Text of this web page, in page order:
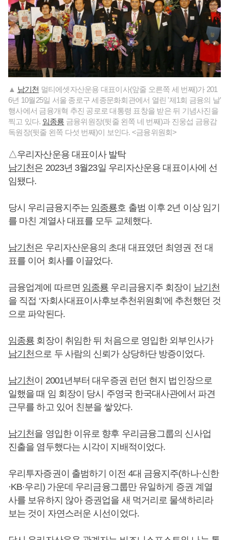
▲ 남기천 멀티에셋자산운용 대표이사(앞줄 오른쪽 세 번째)가 201
6년 10월25일 서울 종로구 세종문화회관에서 열린 '제1회 금융의 날'
행사에서 금융개혁 추진 공로로 대통령 표창을 받은 뒤 기념사진을
찍고 있다. 임종룡 금융위원장(뒷줄 왼쪽 네 번째)과 진웅섭 금융감
독원장(뒷줄 왼쪽 다섯 번째)이 보인다. <금융위원회>
△우리자산운용 대표이사 발탁
남기천은 2023년 3월23일 우리자산운용 대표이사에 선
임됐다.
당시 우리금융지주는 임종룡호 출범 이후 2년 이상 임기
를 마친 계열사 대표를 모두 교체했다.
남기천은 우리자산운용의 초대 대표였던 최영권 전 대
표를 이어 회사를 이끌었다.
금융업계에 따르면 임종룡 우리금융지주 회장이 남기천
을 직접 ‘자회사대표이사후보추천위원회’에 추천했던 것
으로 파악된다.
임종룡 회장이 취임한 뒤 처음으로 영입한 외부인사가
남기천 으로 두 사람의 신뢰가 상당하단 방증이었다.
남기천이 2001년부터 대우증권 런던 현지 법인장으로
일했을 때 임 회장이 당시 주영국 한국대사관에서 파견
근무를 하고 있어 친분을 쌓았다.
남기천을 영입한 이유로 향후 우리금융그룹의 신사업
진출을 염두했다는 시각이 지배적이었다.
우리투자증권이 출범하기 이전 4대 금융지주(하나·신한
·KB·우리) 가운데 우리금융그룹만 유일하게 증권 계열
사를 보유하지 않아 증권업을 새 먹거리로 물색하리라
보는 것이 자연스러운 시선이었다.